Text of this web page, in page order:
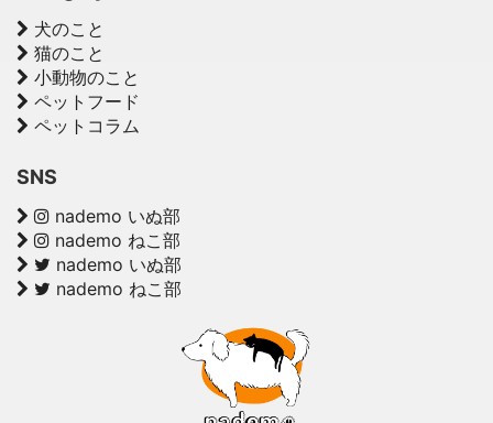
犬のこと
猫のこと
小動物のこと
ペットフード
ペットコラム
SNS
nademo いぬ部
nademo ねこ部
nademo いぬ部
nademo ねこ部